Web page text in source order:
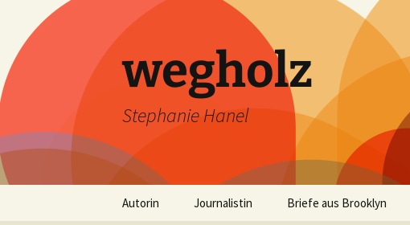
wegholz
Stephanie Hanel
Autorin Journalistin Briefe aus Brooklyn